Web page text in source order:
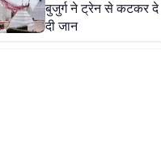
बुजुर्ग ने ट्रेन से कटकर दे
दी जान